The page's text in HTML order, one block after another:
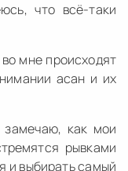
что всё-таки
мне происходят
асан и их
замечаю, как мои
рывками
и выбирать самый